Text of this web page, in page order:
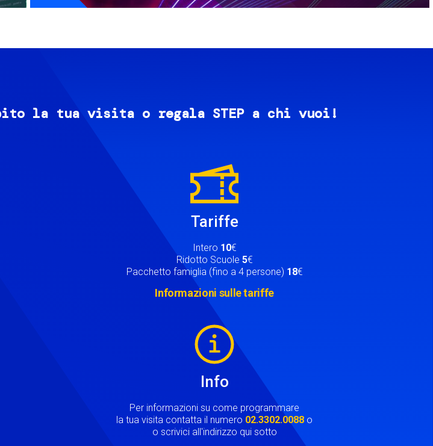
la tua visita o regala STEP a chi vuoi!
Tariffe
Intero 10€
Ridotto Scuole 5€
Pacchetto famiglia (fino a 4 persone) 18€
Informazioni sulle tariffe
Info
Per informazioni su come programmare
la tua visita contatta il numero 02.3302.0088 o
o scrivici all'indirizzo qui sotto